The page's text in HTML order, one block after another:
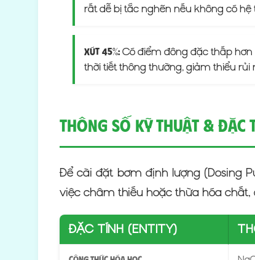
rất dễ bị tắc nghẽn nếu không có
Xút 45%:Có điểm đông đặc thấp hơn
thời tiết thông thường, giảm thiểu
Thông Số Kỹ Thuật & Đặc
Để cài đặt bơm định lượng (Dosing
việc châm thiếu hoặc thừa hóa
ĐẶC TÍNH (ENTITY)